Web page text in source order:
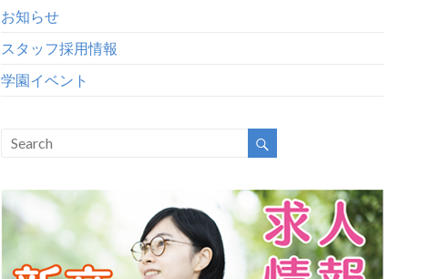
お知らせ
スタッフ採用情報
学園イベント